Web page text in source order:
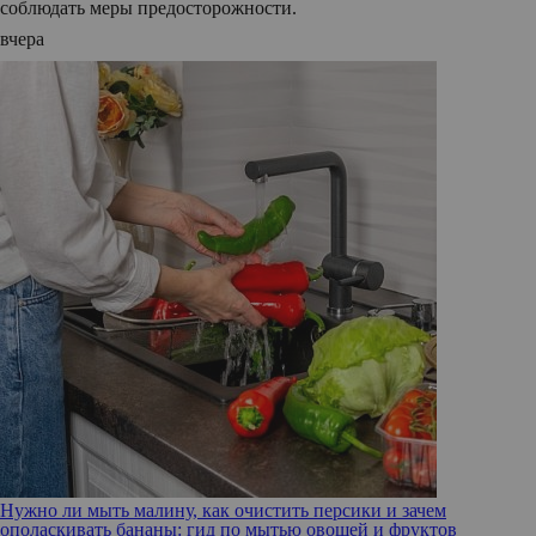
соблюдать меры предосторожности.
вчера
Нужно ли мыть малину, как очистить персики и зачем
ополаскивать бананы: гид по мытью овощей и фруктов